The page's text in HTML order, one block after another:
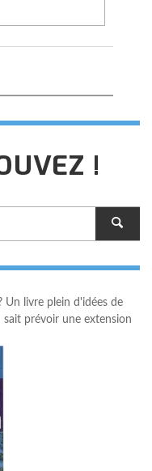
!
Un livre plein d'idées de
prévoir une extension